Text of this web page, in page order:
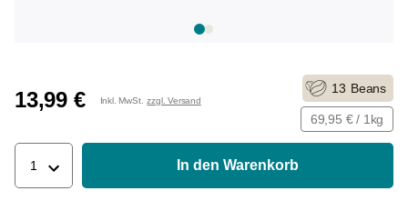
13,99 € Inkl. MwSt. zzgl. Versand
13 Beans
69,95 € / 1kg
1 In den Warenkorb